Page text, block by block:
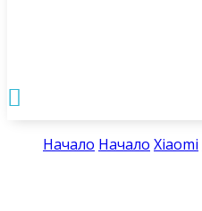

Начало Начало Xiaomi